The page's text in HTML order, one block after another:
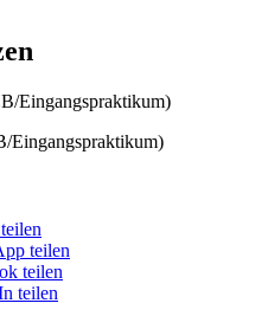
Eingangspraktikum)
Eingangspraktikum)
teilen
teilen
teilen